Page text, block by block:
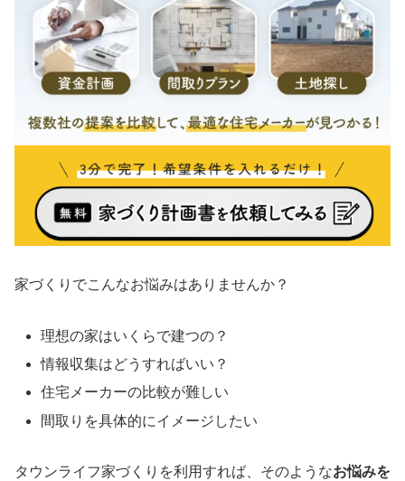
家づくりでこんなお悩みはありませんか？
理想の家はいくらで建つの？
情報収集はどうすればいい？
住宅メーカーの比較が難しい
間取りを具体的にイメージしたい
タウンライフ家づくりを利用すれば、そのようなお悩みを